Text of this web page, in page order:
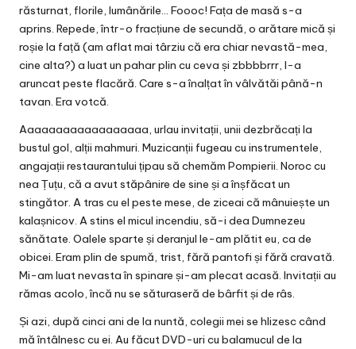
răsturnat, florile, lumânările… Foooc! Fața de masă s-a
aprins. Repede, într-o fracțiune de secundă, o arătare mică și
roșie la față (am aflat mai târziu că era chiar nevastă-mea,
cine alta?) a luat un pahar plin cu ceva și zbbbbrrr, l-a
aruncat peste flacără. Care s-a înalțat în vâlvătăi până-n
tavan. Era votcă.
Aaaaaaaaaaaaaaaaaa, urlau invitații, unii dezbrăcați la
bustul gol, alții mahmuri. Muzicanții fugeau cu instrumentele,
angajații restaurantului țipau să chemăm Pompierii. Noroc cu
nea Țuțu, că a avut stăpânire de sine și a înșfăcat un
stingător. A tras cu el peste mese, de ziceai că mânuiește un
kalașnicov. A stins el micul incendiu, să-i dea Dumnezeu
sănătate. Oalele sparte și deranjul le-am plătit eu, ca de
obicei. Eram plin de spumă, trist, fără pantofi și fără cravată.
Mi-am luat nevasta în spinare și-am plecat acasă. Invitații au
rămas acolo, încă nu se săturaseră de bârfit și de râs.
Și azi, după cinci ani de la nuntă, colegii mei se hlizesc când
mă întâlnesc cu ei. Au făcut DVD-uri cu balamucul de la